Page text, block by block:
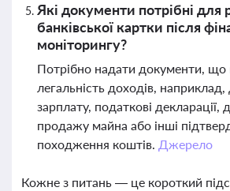
Які документи потрібні для
банківської картки після
моніторингу?
Потрібно надати документи,
легальність доходів,
зарплату, податкові декларації,
продажу майна або інші
походження коштів. Джерело
Кожне з питань — це короткий